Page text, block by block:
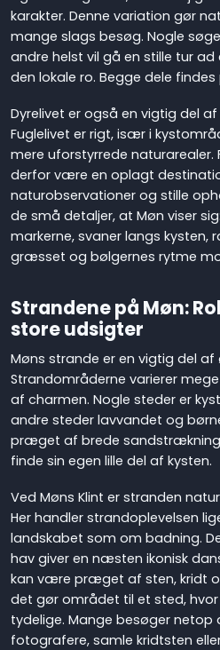
karakter. Denne variation gør
mange slags besøg. Nogle
andre helst vil gå en stille tur
den lokale ro. Begge dele findes
Dyrelivet er også en vigtig del
Fuglelivet er rigt, især i
mere uforstyrrede naturarealer.
derfor være en oplagt
naturobservationer og stille
de små detaljer, at Møn viser
markerne, svaner langs kysten,
græsset og bølgernes rytme
Strandene på Møn:
store udsigter
Møns strande er en vigtig del
Strandområderne varierer
af charmen. Nogle steder er
andre steder lavvandet og
præget af brede
finde sin egen lille del af kysten.
Ved Møns Klint er stranden
Her handler strandoplevelsen
landskabet som om badning.
hav giver en næsten ikonisk
kan være præget af sten, kridt
det gør området til et sted,
tydelige. Mange besøger netop
fotografere, samle kridtsten